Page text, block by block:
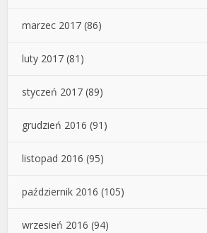
marzec 2017 (86)
luty 2017 (81)
styczeń 2017 (89)
grudzień 2016 (91)
listopad 2016 (95)
październik 2016 (105)
wrzesień 2016 (94)